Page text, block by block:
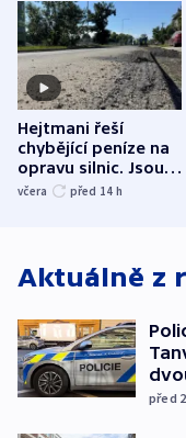
Hejtmani řeší
chybějící peníze na
opravu silnic. Jsou
nenárokové, namítá
včera před 14 h
Aktuálně z
před